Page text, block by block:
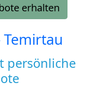
erhalten
Temirtau
persönliche